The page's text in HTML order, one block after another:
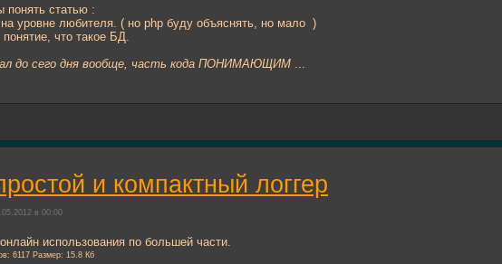
понять статью :
уровне любителя. ( но php буду объяснять, но мало )
что такое БД.
до сего дня вообще, часть кода ПОНИМАЮЩИМ ...
и компактный логгер
в 00:00
использования по большей части.